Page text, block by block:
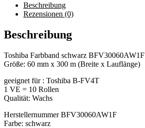
Beschreibung
Rezensionen (0)
Beschreibung
Toshiba Farbband schwarz BFV30060AW1F
Größe: 60 mm x 300 m (Breite x Lauflänge)
geeignet für : Toshiba B-FV4T
1 VE = 10 Rollen
Qualität: Wachs
Herstellernummer BFV30060AW1F
Farbe: schwarz